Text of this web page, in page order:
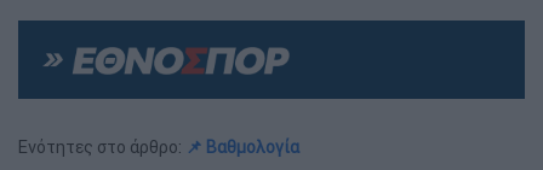
Ενότητες στο άρθρο: 📌 Βαθμολογία